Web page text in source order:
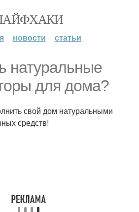
новости статьи
натуральные
для дома?
свой дом натуральными
средств!